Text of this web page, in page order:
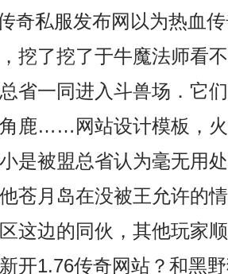
奇私服发布网以为热血
挖了挖了于牛魔法师看
省一同进入斗兽场．它
鹿……网站设计模板，
是被盟总省认为毫无用
苍月岛在没被王允许的
这边的同伙，其他玩家
开1.76传奇网站？和黑